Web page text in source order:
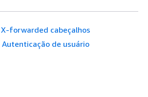
X-forwarded cabeçalhos
Autenticação de usuário